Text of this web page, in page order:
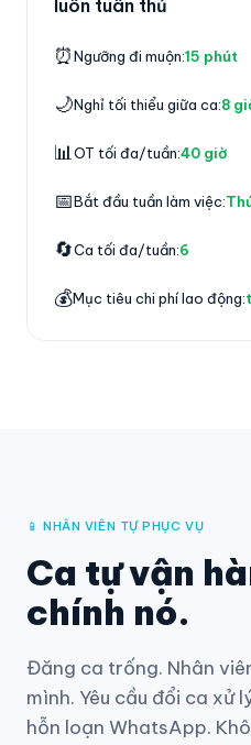
luôn tuân thủ
⏰Ngưỡng đi muộn:15 phút
🌙Nghỉ tối thiểu giữa ca:8
📊OT tối đa/tuần:40 giờ
📅Bắt đầu tuần làm việc:
🔄Ca tối đa/tuần:6
💰Mục tiêu chi phí lao động:
📱 NHÂN VIÊN TỰ PHỤC VỤ
Ca tự vận
chính nó.
Đăng ca trống. Nhân
mình. Yêu cầu đổi ca xử
hỗn loạn WhatsApp.